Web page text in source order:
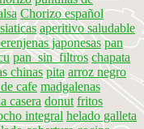
Chorizo español
aperitivo saludable
japonesas pan
pan_sin_filtros chapata
chinas pita arroz negro
cafe madgalenas
casera donut fritos
integral helado galleta